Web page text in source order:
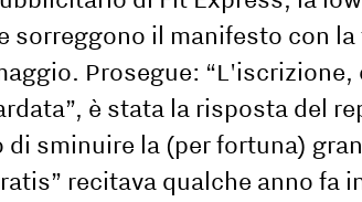
sorreggono il manifesto con
Prosegue: “L'iscrizione,
è stata la risposta del
di sminuire la (per fortuna)
recitava qualche anno fa